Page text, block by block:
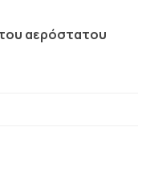
αερόστατου